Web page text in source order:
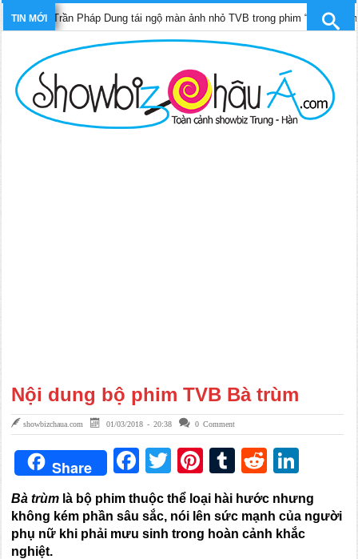
TIN MỚI
Trần Pháp Dung tái ngộ màn ảnh nhỏ TVB trong phim “Trinh sát hình sự
Nội dung bộ phim TVB Bà trùm
showbizchaua.com 01/03/2018 - 20:38 0 Comment
Share Facebook
TwitterPinterest
TumblrReddit
Bà trùm là bộ phim thuộc thể loại hài hước nhưng
không kém phần sâu sắc, nói lên sức mạnh của người
phụ nữ khi phải mưu sinh trong hoàn cảnh khắc
nghiệt.